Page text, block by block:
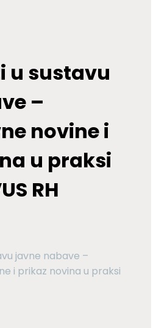
u sustavu
–
novine i
u praksi
RH
javne nabave –
i prikaz novina u praksi